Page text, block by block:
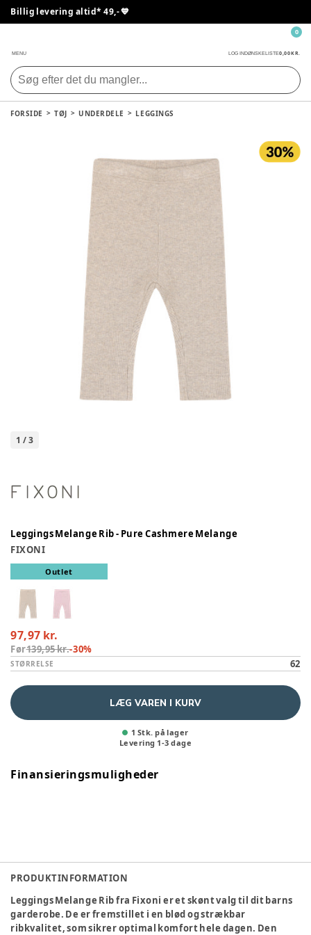
Billig levering altid* 49,- 💙
MENU LOG INDØNSKELISTE0,00 KR.
0
FORSIDE TØJ UNDERDELE LEGGINGS
1 /3
Leggings Melange Rib - Pure Cashmere Melange
FIXONI
Outlet
97,97 kr.
Før139,95 kr.-30%
STØRRELSE 62
LÆG VAREN I KURV
1 Stk. på lager
Levering 1-3 dage
Finansieringsmuligheder
PRODUKTINFORMATION
Leggings Melange Rib fra Fixoni er et skønt valg til dit barns
garderobe. De er fremstillet i en blød og strækbar
ribkvalitet, som sikrer optimal komfort hele dagen. Den